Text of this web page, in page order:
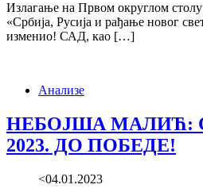
Излагање на Првом округлом столу
«Србија, Русија и рађање новог
изменио! САД, као […]
Анализе
НЕБОЈША МАЛИЋ:
2023. ДО ПОБЕДЕ!
<04.01.2023